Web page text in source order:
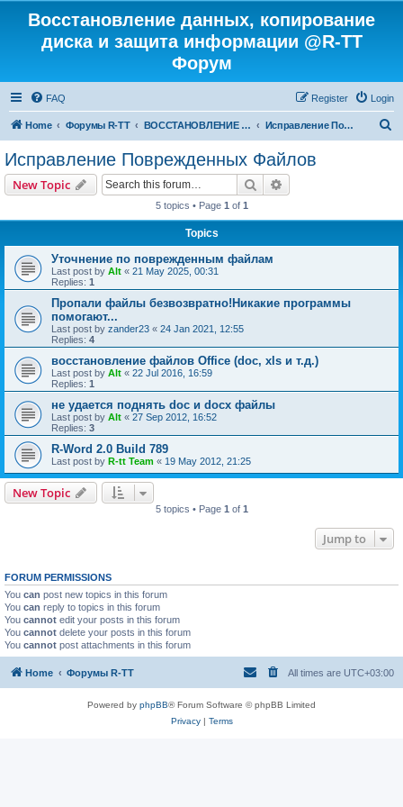
Восстановление данных, копирование
диска и защита информации @R-TT
Форум
FAQ Login
Register
Home Форумы R-TT ВОССТАНОВЛЕНИЕ ДАННЫХ И УДАЛЕННЫХ ФАЙЛОВ Исправление Поврежденных Файлов
Исправление Поврежденных Файлов
New Topic Search
5 topics • Page 1 of 1
Topics
Уточнение по поврежденным файлам
Last post by Alt « 21 May 2025, 00:31
Replies: 1
Пропали файлы безвозвратно!Никакие программы
помогают...
Last post by zander23 « 24 Jan 2021, 12:55
Replies: 4
восстановление файлов Office (doc, xls и т.д.)
Last post by Alt « 22 Jul 2016, 16:59
Replies: 1
не удается поднять doc и docx файлы
Last post by Alt « 27 Sep 2012, 16:52
Replies: 3
R-Word 2.0 Build 789
Last post by R-tt Team « 19 May 2012, 21:25
New Topic
5 topics • Page 1 of 1
Jump to
FORUM PERMISSIONS
You can post new topics in this forum
You can reply to topics in this forum
You cannot edit your posts in this forum
You cannot delete your posts in this forum
You cannot post attachments in this forum
Home Форумы R-TT All times are UTC+03:00
Powered by phpBB® Forum Software © phpBB Limited
Privacy| Terms